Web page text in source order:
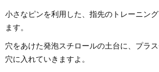
小さなピンを利用した、指先のトレーニン
ます。
穴をあけた発泡スチロールの土台に、プラ
穴に入れていきますよ。